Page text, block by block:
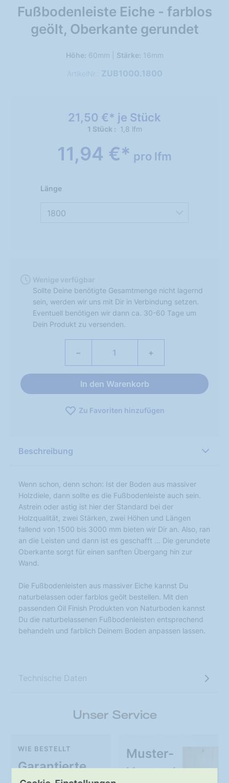
Fußbodenleiste Eiche - farblos
geölt, Oberkante gerundet
Höhe: 60mm | Stärke: 16mm
ArtikelNr.: ZUB1000.1800
21,50 €* je Stück
1 Stück 1,8 lfm
11,94 €* pro lfm
1800
Länge
Wenige verfügbar
Sollte Deine benötigte Gesamtmenge nicht lagernd
sein, werden wir uns mit Dir in Verbindung setzen.
Eventuell benötigen wir dann ca. 30-60 Tage um
Dein Produkt zu versenden.
− +
In den Warenkorb
Zu Favoriten hinzufügen
Beschreibung
Wenn schon, denn schon: Ist der Boden aus massiver
Holzdiele, dann sollte es die Fußbodenleiste auch sein.
Astrein oder astig ist hier der Standard bei der
Holzqualität, zwei Stärken, zwei Höhen und Längen
fallend von 1500 bis 3000 mm bieten wir Dir an. Also, ran
an die Leisten und dann ist es geschafft … Die gerundete
Oberkante sorgt für einen sanften Übergang hin zur
Wand.
Die Fußbodenleisten aus massiver Eiche kannst Du
naturbelassen oder farblos geölt bestellen. Mit den
passenden Oil Finish Produkten von Naturboden kannst
Du die naturbelassenen Fußbodenleisten entsprechend
behandeln und farblich Deinem Boden anpassen lassen.
Technische Daten
Unser Service
Garantierte
WIE BESTELLT
Muster-
Versand